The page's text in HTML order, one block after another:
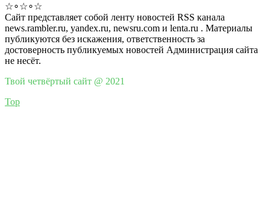
☆∘☆∘☆
Сайт представляет собой ленту новостей RSS канала
news.rambler.ru, yandex.ru, newsru.com и lenta.ru . Материалы
публикуются без искажения, ответственность за
достоверность публикуемых новостей Администрация сайта
не несёт.
Твой четвёртый сайт @ 2021
Top